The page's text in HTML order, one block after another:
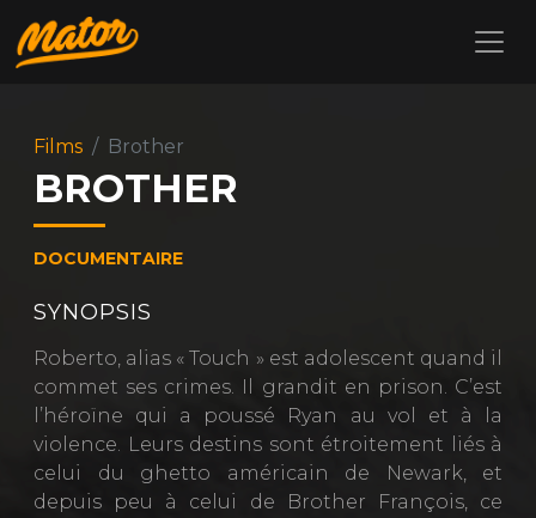
Films Brother
BROTHER
DOCUMENTAIRE
SYNOPSIS
Roberto, alias « Touch » est adolescent quand il
commet ses crimes. Il grandit en prison. C’est
l’héroïne qui a poussé Ryan au vol et à la
violence. Leurs destins sont étroitement liés à
celui du ghetto américain de Newark, et
depuis peu à celui de Brother François, ce